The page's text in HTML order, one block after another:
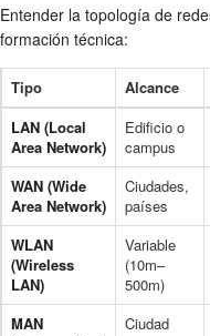
Entender la topología de
formación técnica:
Tipo Alcance
LAN (Local
Area Network)
Edificio o
campus
WAN (Wide
Area Network)
Ciudades,
países
WLAN
(Wireless
LAN)
Variable
(10m–
500m)
MAN
Ciudad